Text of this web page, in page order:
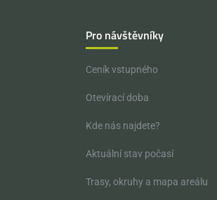
Pro návštěvníky
Ceník vstupného
Otevírací doba
Kde nás najdete?
Aktuální stav počasí
Trasy, okruhy a mapa areálu